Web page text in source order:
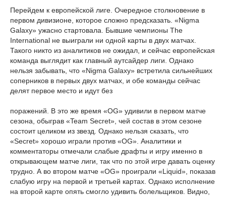
Перейдем к европейской лиге. Очередное столкновение в
первом дивизионе, которое сложно предсказать. «Nigma
Galaxy» ужасно стартовала. Бывшие чемпионы The
International не выиграли ни одной карты в двух матчах.
Такого никто из аналитиков не ожидал, и сейчас европейская
команда выглядит как главный аутсайдер лиги. Однако
нельзя забывать, что «Nigma Galaxy» встретила сильнейших
соперников в первых двух матчах, и обе команды сейчас
делят первое место и идут без
поражений. В это же время «OG» удивили в первом матче
сезона, обыграв «Team Secret», чей состав в этом сезоне
состоит целиком из звезд. Однако нельзя сказать, что
«Secret» хорошо играли против «OG». Аналитики и
комментаторы отмечали слабые драфты и игру именно в
открывающем матче лиги, так что по этой игре давать оценку
трудно. А во втором матче «OG» проиграли «Liquid», показав
слабую игру на первой и третьей картах. Однако исполнение
на второй карте опять смогло удивить болельщиков. Видно,